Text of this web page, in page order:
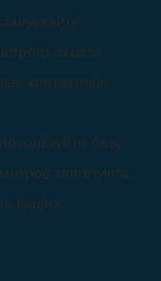
охвата
контактные
базу
таргетинга,
ваших